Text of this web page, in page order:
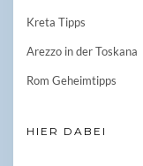
Kreta Tipps
Arezzo in der Toskana
Rom Geheimtipps
HIER DABEI